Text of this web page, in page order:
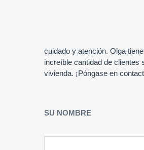
cuidado y atención. Olga
increíble cantidad de clientes
vivienda. ¡Póngase en
SU NOMBRE